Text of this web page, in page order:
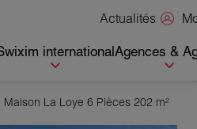
Actualités
internationalAgences &
Maison La Loye 6 Pièces 202 m²